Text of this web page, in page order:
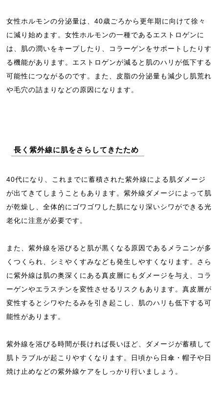
女性ホルモンの分泌量は、40歳ごろから更年期に向けて徐々
に減り始めます。女性ホルモンの一種であるエストロゲンに
は、肌の潤いをキープしたり、コラーゲンをサポートしたりす
る機能があります。エストロゲンが減ると肌のハリが低下する
可能性につながるのです。また、皮脂の分泌量も減少し肌荒れ
や毛穴の詰まりなどの原因になります。
長く紫外線に肌をさらしてきたため
40代になり、これまでに蓄積された紫外線による肌ダメージ
が出てきてしまうこともあります。紫外線ダメージによって肌
が乾燥し、全体的にゴワゴワした肌になり深いシワができる光
老化に注意が必要です。
また、紫外線を浴びると肌が黒くなる原因であるメラニンが多
くつくられ、シミやくすみなども発生しやすくなります。さら
に紫外線は肌の奥深くにある真皮層にもダメージを与え、コラ
ーゲンやエラスチンを変性させるリスクもあります。真皮層が
変性するとシワやたるみを引き起こし、肌のハリも低下する可
能性があります。
紫外線を浴びる時間が長ければ長いほど、ダメージが蓄積して
肌トラブルが起こりやすくなります。日頃から日傘・帽子や日
焼け止めなどの紫外線ケアをしっかり行いましょう。